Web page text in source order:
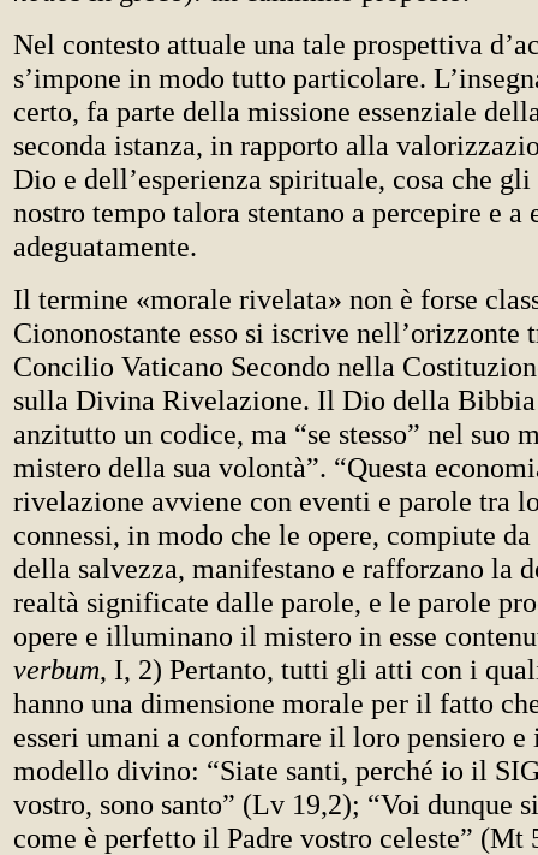
Nel contesto attuale una tale prospettiva
s’impone in modo tutto particolare.
certo, fa parte della missione essenziale
seconda istanza, in rapporto alla
Dio e dell’esperienza spirituale, cosa che
nostro tempo talora stentano a percepire e a
adeguatamente.
Il termine «morale rivelata» non è forse
Ciononostante esso si iscrive nell’orizzonte
Concilio Vaticano Secondo nella
sulla Divina Rivelazione. Il Dio della Bibbia
anzitutto un codice, ma “se stesso” nel suo
mistero della sua volontà”. “Questa
rivelazione avviene con eventi e parole tra
connessi, in modo che le opere, compiute
della salvezza, manifestano e rafforzano la
realtà significate dalle parole, e le parole
opere e illuminano il mistero in esse
verbum, I, 2) Pertanto, tutti gli atti con i
hanno una dimensione morale per il fatto
esseri umani a conformare il loro pensiero
modello divino: “Siate santi, perché io il
vostro, sono santo” (Lv 19,2); “Voi dunque
come è perfetto il Padre vostro celeste” (Mt